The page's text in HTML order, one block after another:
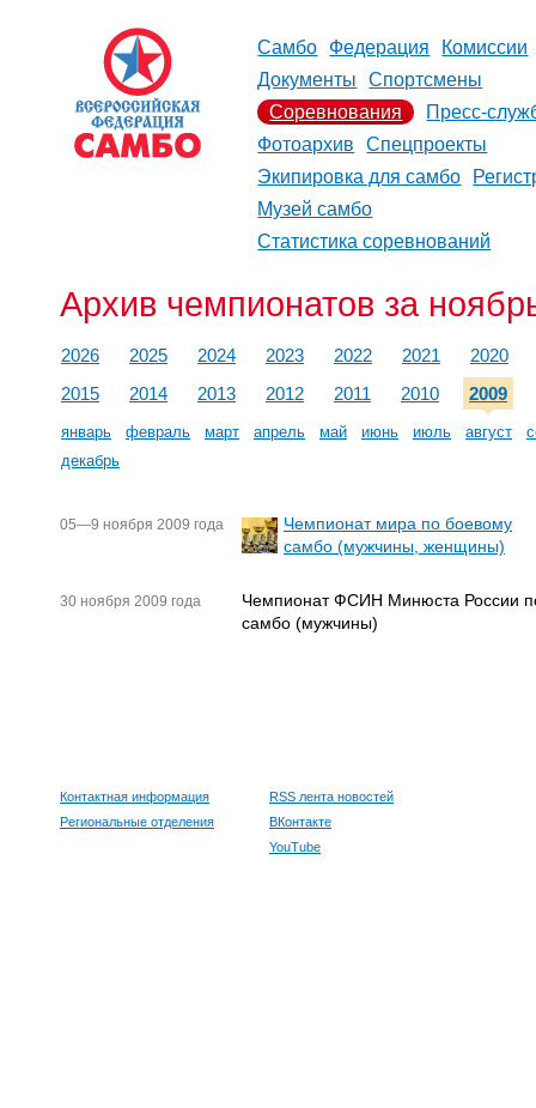
Самбо Федерация
Комиссии
Документы
Спортсмены
Соревнования
Пресс-
Фотоархив
Спецпроекты
Экипировка для самбо
Музей самбо
Статистика соревнований
Архив чемпионатов за
2026 2025 2024 2023 2022 2021
2020
2015
2014 2013 2012 2011 2010 2009
январь февраль март апрель май июнь июль август
декабрь
05—9 ноября 2009 года
Чемпионат мира по боевому
самбо (мужчины, женщины)
30 ноября 2009 года
Чемпионат ФСИН Минюста России
самбо (мужчины)
Контактная информация
Региональные отделения
RSS лента новостей
ВКонтакте
YouTube